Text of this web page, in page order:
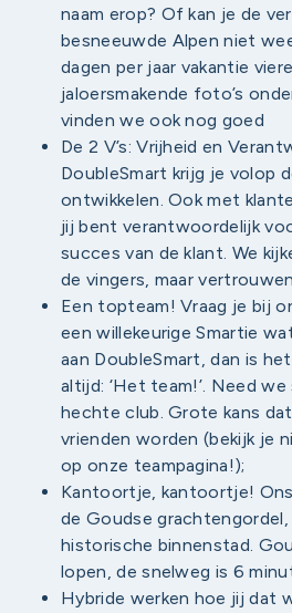
naam erop? Of kan je de
besneeuwde Alpen niet
dagen per jaar vakantie
jaloersmakende foto’s
vinden we ook nog goed
De 2 V’s: Vrijheid en
DoubleSmart krijg je volop
ontwikkelen. Ook met
jij bent verantwoordelijk
succes van de klant. We
de vingers, maar
Een topteam! Vraag je bij
een willekeurige Smartie
aan DoubleSmart, dan is
altijd: ‘Het team!’. Need
hechte club. Grote kans dat
vrienden worden (bekijk je
op onze teampagina!);
Kantoortje, kantoortje!
de Goudse grachtengordel,
historische binnenstad.
lopen, de snelweg is 6
Hybride werken hoe jij dat